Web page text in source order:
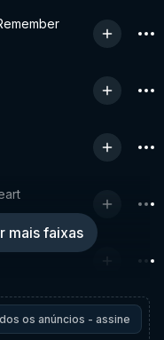
mais faixas
os anúncios - assine